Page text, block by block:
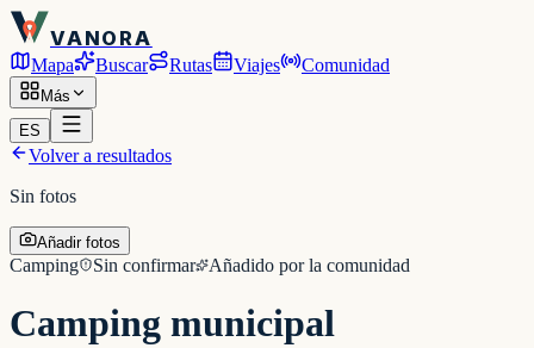
VANORA
Mapa Buscar Rutas Viajes Comunidad
Más
ES
Volver a resultados
Sin fotos
Añadir fotos
Camping Sin confirmar Añadido por la comunidad
Camping municipal